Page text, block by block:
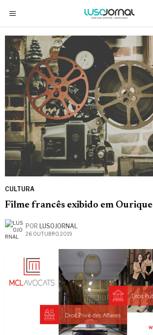
CULTURA
Filme francês exibido em Ourique
POR LUSOJORNAL
26 OUTUBRO, 2019